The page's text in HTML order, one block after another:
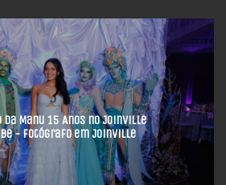
Manu 15 Anos no Joinville
- Fotógrafo em Joinville